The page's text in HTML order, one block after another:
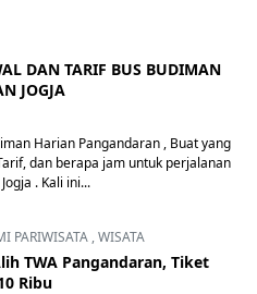
DAN TARIF BUS BUDIMAN
JOGJA
Harian Pangandaran , Buat yang
dan berapa jam untuk perjalanan
. Kali ini...
PARIWISATA ,WISATA
TWA Pangandaran, Tiket
Ribu